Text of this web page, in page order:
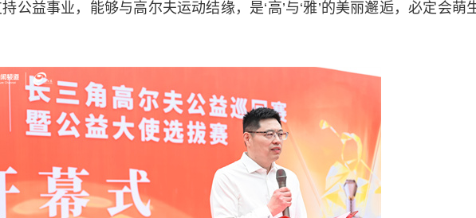
公益事业，能够与高尔夫运动结缘，是‘高’与‘雅’的美丽邂逅，必定会萌